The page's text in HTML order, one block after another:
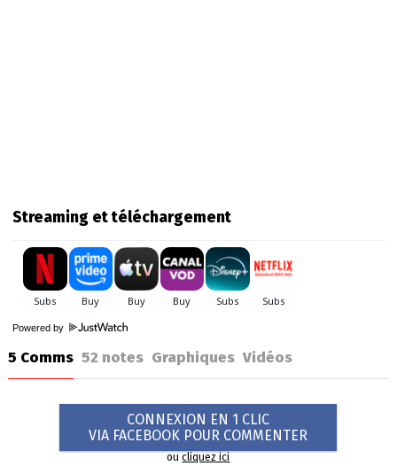
Streaming et téléchargement
Powered by
5 Comms 52notes Graphiques Vidéos
CONNEXION EN 1 CLIC
VIA FACEBOOK POUR COMMENTER
oucliquez ici